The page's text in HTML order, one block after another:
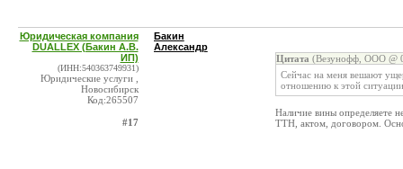
Юридическая компания
DUALLEX (Бакин А.В.
ИП)
(ИНН:540363749931)
Юридические услуги ,
Новосибирск
Код:265507
#17
Бакин
Александр
Цитата (Везунофф, ООО @
Сейчас на меня вешают
отношению к этой
Наличие вины определяете
ТТН, актом, договором.